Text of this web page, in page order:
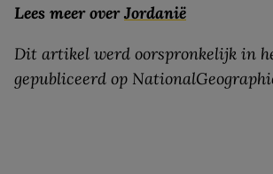
Lees meer overJordanië
Dit artikel werd oorspronkelijk in
gepubliceerd op